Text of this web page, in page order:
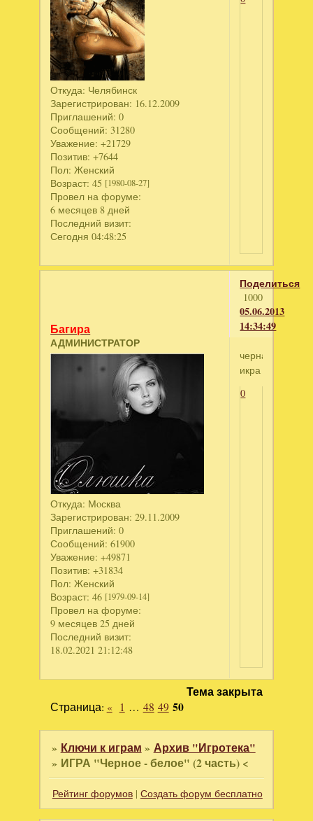
Откуда: Челябинск
Зарегистрирован: 16.12.2009
Приглашений: 0
Сообщений: 31280
Уважение: +21729
Позитив: +7644
Пол: Женский
Возраст: 45 [1980-08-27]
Провел на форуме:
6 месяцев 8 дней
Последний визит:
Сегодня 04:48:25
Поделиться
1000
05.06.2013
14:34:49
Багира
АДМИНИСТРАТОР
Откуда: Мoсква
Зарегистрирован: 29.11.2009
Приглашений: 0
Сообщений: 61900
Уважение: +49871
Позитив: +31834
Пол: Женский
Возраст: 46 [1979-09-14]
Провел на форуме:
9 месяцев 25 дней
Последний визит:
18.02.2021 21:12:48
черная
икра
0
Тема закрыта
Страница: « 1 … 48 49 50
» Ключи к играм » Архив "Игротека"
» ИГРА "Черное - белое" (2 часть) <
Рейтинг форумов| Создать форум бесплатно